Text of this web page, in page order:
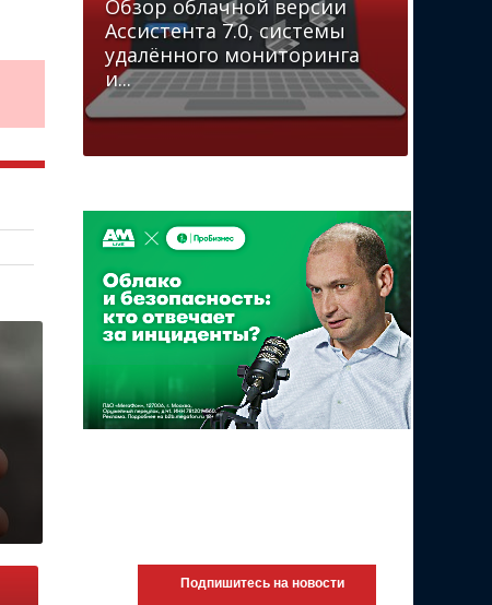
Обзор облачной версии
Ассистента 7.0, системы
удалённого мониторинга
и...
Подпишитесь на новости